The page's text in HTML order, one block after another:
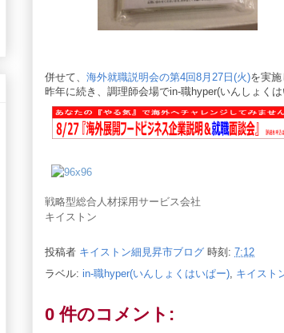
併せて、 海外就職説明会の第4回8月27日(火)を実施
昨年に続き、調理師会場でin-職hyper(いんしょく
戦略型総合人材採用サービス会社
キイストン
投稿者 キイストン細見昇市ブログ 時刻: 7:12
ラベル: in-職hyper(いんしょくはいぱー), キイスト
0 件のコメント: